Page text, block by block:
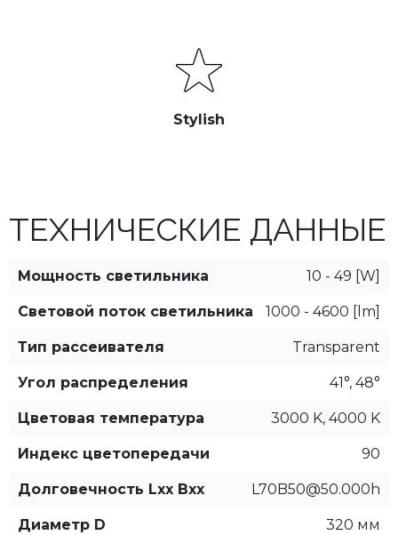
Stylish
ТЕХНИЧЕСКИЕ ДАННЫЕ
Мощность светильника 10 - 49 [W]
Световой поток светильника 1000 - 4600 [lm]
Тип рассеивателя Transparent
Угол распределения 41°, 48°
Цветовая температура 3000 K, 4000 K
Индекс цветопередачи 90
Долговечность Lxx Bxx L70B50@50.000h
Диаметр D 320 мм